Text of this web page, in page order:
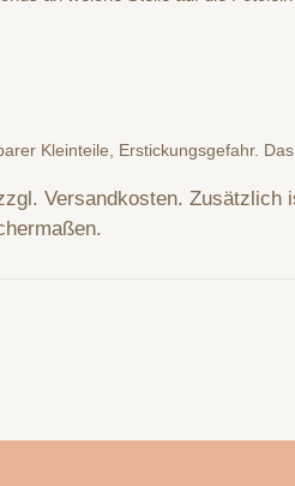
Kleinteile, Erstickungsgefahr.
Versandkosten. Zusätzlich